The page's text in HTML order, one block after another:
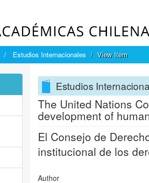
Estudios Internacionales View Item
Estudios
The United Nations
development of
El Consejo de
institucional de los
Author